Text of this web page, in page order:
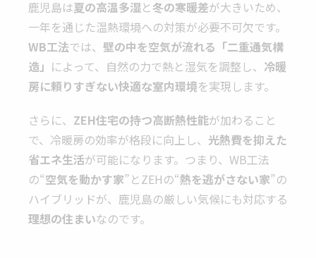
鹿児島は夏の高温多湿と冬の寒暖差が大きいため、
一年を通じた温熱環境への対策が必要不可欠です。
WB工法では、 壁の中を空気が流れる「二重通気構
造」 によって、自然の力で熱と湿気を調整し、 冷暖
房に頼りすぎない快適な室内環境を実現します。
さらに、 ZEH住宅の持つ高断熱性能が加わること
で、冷暖房の効率が格段に向上し、 光熱費を抑えた
省エネ生活が可能になります。つまり、WB工法
の“空気を動かす家”とZEHの“熱を逃がさない家”の
ハイブリッドが、鹿児島の厳しい気候にも対応する
理想の住まいなのです。